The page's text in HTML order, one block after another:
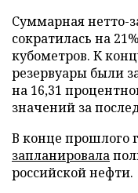
Суммарная нетто-
сократилась на
кубометров. К
резервуары были
на 16,31
значений за
В конце прошлого
запланировала
российской нефти.